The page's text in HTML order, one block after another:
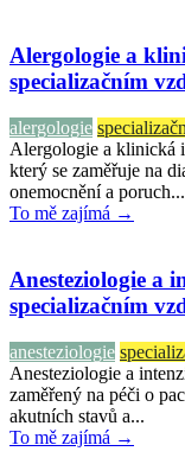
Alergologie a
specializačním
alergologie
Alergologie a klinická
který se zaměřuje na
onemocnění a poruch...
To mě zajímá →
Anesteziologie a
specializačním
anesteziologie
Anesteziologie a
zaměřený na péči o
akutních stavů a...
To mě zajímá →